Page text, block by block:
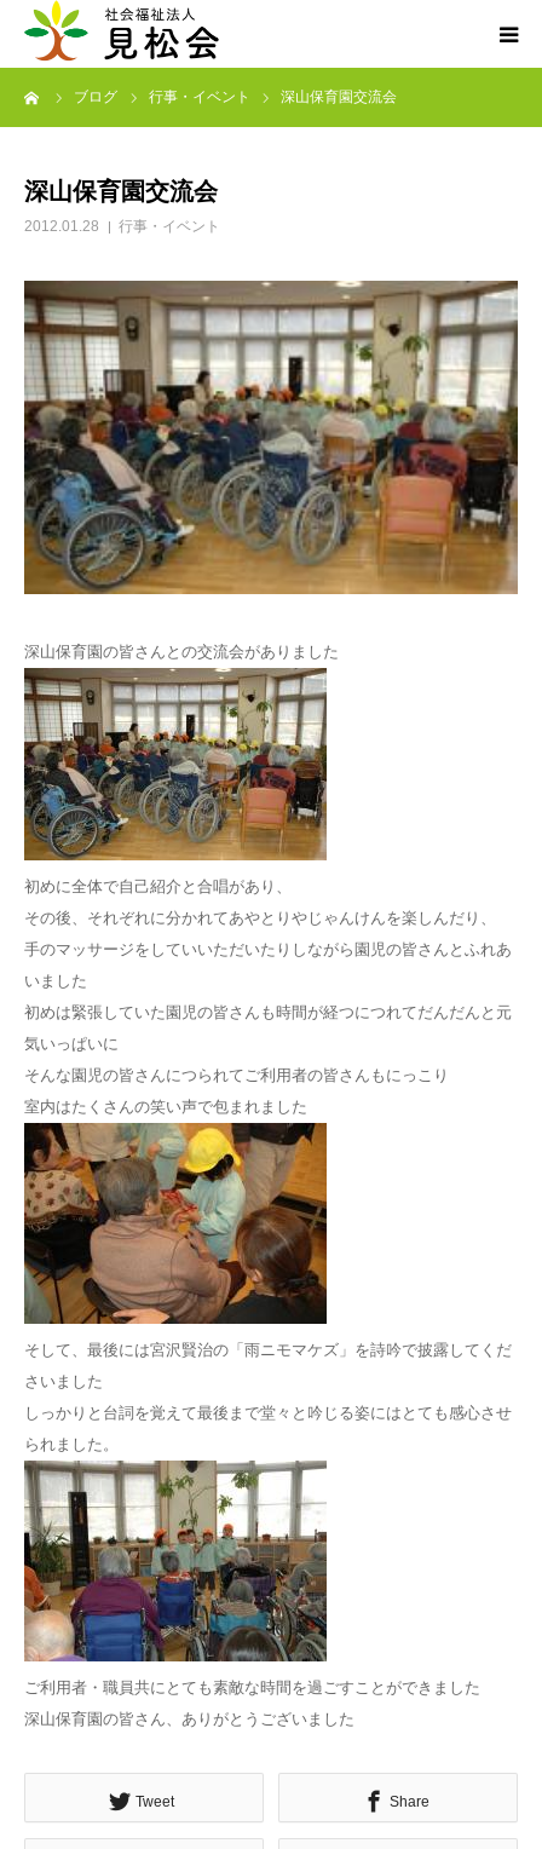
ブログ 行事・イベント 深山保育園交流会
深山保育園交流会
2012.01.28 行事・イベント
深山保育園の皆さんとの交流会がありました
初めに全体で自己紹介と合唱があり、
その後、それぞれに分かれてあやとりやじゃんけんを楽しんだり、
手のマッサージをしていいただいたりしながら園児の皆さんとふれあ
いました
初めは緊張していた園児の皆さんも時間が経つにつれてだんだんと元
気いっぱいに
そんな園児の皆さんにつられてご利用者の皆さんもにっこり
室内はたくさんの笑い声で包まれました
そして、最後には宮沢賢治の「雨ニモマケズ」を詩吟で披露してくだ
さいました
しっかりと台詞を覚えて最後まで堂々と吟じる姿にはとても感心させ
られました。
ご利用者・職員共にとても素敵な時間を過ごすことができました
深山保育園の皆さん、ありがとうございました
Tweet Share
ブログ
求人・ボランティア
アクセス
お知らせ